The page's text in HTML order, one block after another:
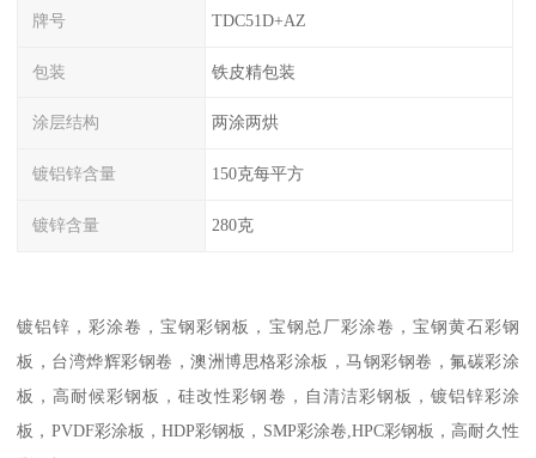
牌号 TDC51D+AZ
包装 铁皮精包装
涂层结构 两涂两烘
镀铝锌含量 150克每平方
镀锌含量 280克
镀铝锌，彩涂卷，宝钢彩钢板，宝钢总厂彩涂卷，宝钢黄石彩钢
板，台湾烨辉彩钢卷，澳洲博思格彩涂板，马钢彩钢卷，氟碳彩涂
板，高耐候彩钢板，硅改性彩钢卷，自清洁彩钢板，镀铝锌彩涂
板，PVDF彩涂板，HDP彩钢板，SMP彩涂卷,HPC彩钢板，高耐久性